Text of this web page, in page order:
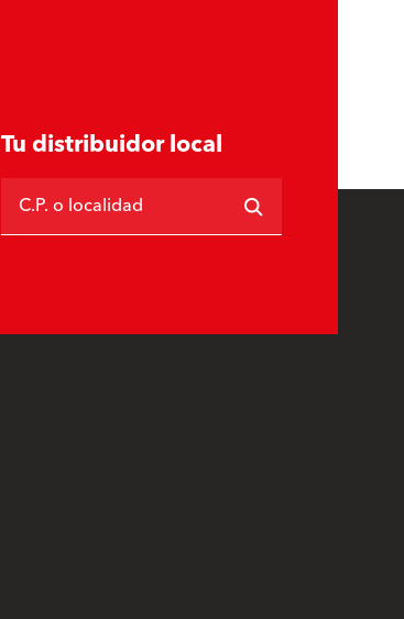
Tu distribuidor local
C.P. o localidad